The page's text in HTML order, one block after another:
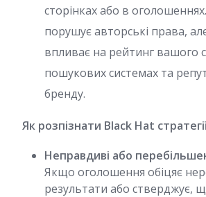
сторінках або в
порушує авторські права,
впливає на рейтинг вашого
пошукових системах та
бренду.
Як розпізнати Black Hat
Неправдиві або
Якщо оголошення обіцяє
результати або стверджує,